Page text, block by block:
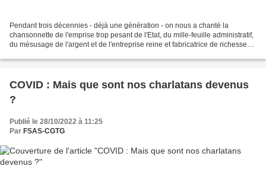
Pendant trois décennies - déjà une génération - on nous a chanté la
chansonnette de l'emprise trop pesant de l'Etat, du mille-feuille administratif,
du mésusage de l'argent et de l'entreprise reine et fabricatrice de richesses
COVID : Mais que sont nos charlatans devenus
?
Publié le 28/10/2022 à 11:25
Par FSAS-CGTG